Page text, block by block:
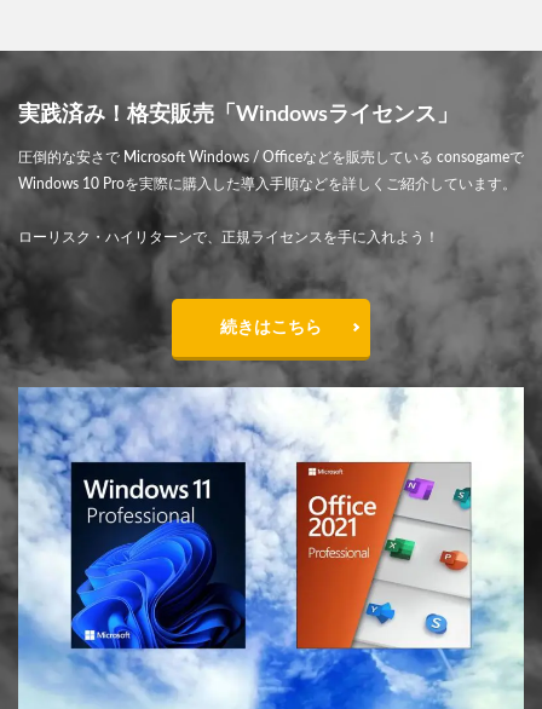
実践済み！格安販売「Windowsライセンス」
圧倒的な安さで Microsoft Windows / Officeなどを販売している consogameで
Windows 10 Proを実際に購入した導入手順などを詳しくご紹介しています。
ローリスク・ハイリターンで、正規ライセンスを手に入れよう！
続きはこちら